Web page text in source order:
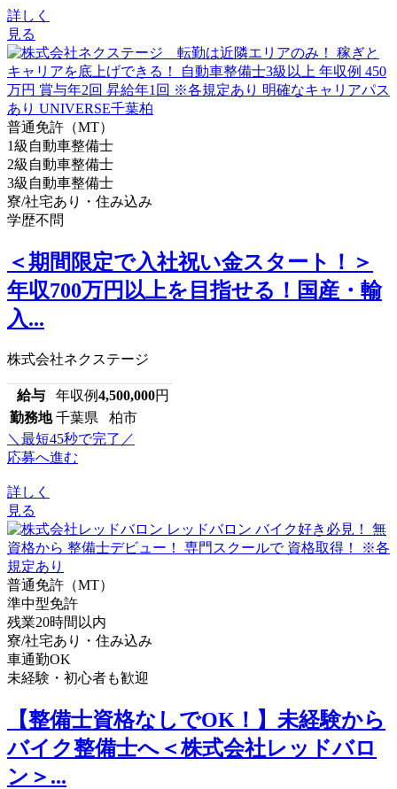
詳しく
見る
普通免許（MT）
1級自動車整備士
2級自動車整備士
3級自動車整備士
寮/社宅あり・住み込み
学歴不問
＜期間限定で入社祝い金スタート！＞
年収700万円以上を目指せる！国産・輸
入...
株式会社ネクステージ
給与 年収例4,500,000円
勤務地 千葉県 柏市
＼最短45秒で完了／
応募へ進む
詳しく
見る
普通免許（MT）
準中型免許
残業20時間以内
寮/社宅あり・住み込み
車通勤OK
未経験・初心者も歓迎
【整備士資格なしでOK！】未経験から
バイク整備士へ＜株式会社レッドバロ
ン＞...